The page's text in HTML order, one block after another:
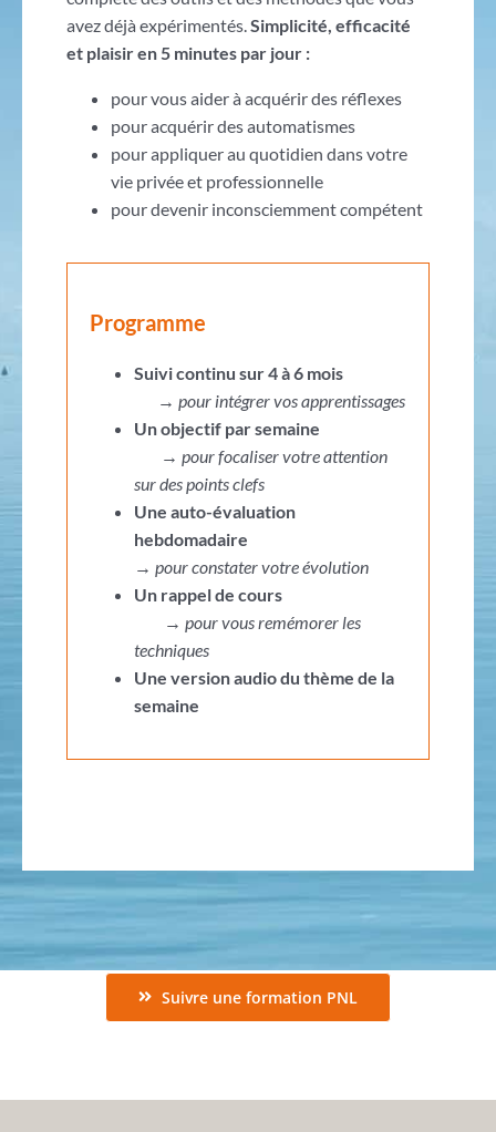
avez déjà expérimentés.Simplicité, efficacité
et plaisir en 5 minutes par jour :
pour vous aider à acquérir des réflexes
pour acquérir des automatismes
pour appliquer au quotidien dans votre
vie privée et professionnelle
pour devenir inconsciemment compétent
Programme
Suivi continu sur 4 à 6 mois
→ pour intégrer vos apprentissages
Un objectif par semaine
→ pour focaliser votre attention
sur des points clefs
Une auto-évaluation
hebdomadaire
→ pour constater votre évolution
Un rappel de cours
→ pour vous remémorer les
techniques
Une version audio du thème de la
semaine
Suivre une formation PNL